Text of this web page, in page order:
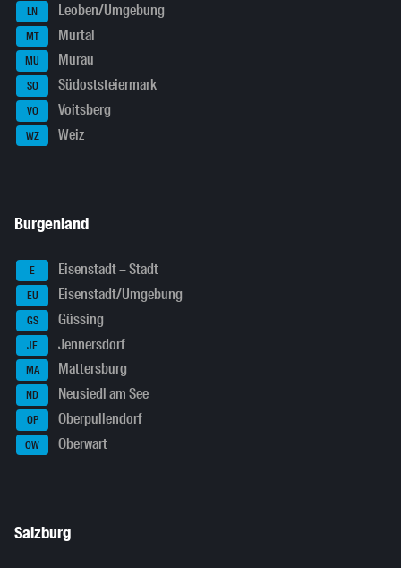
LN Leoben/Umgebung
MT Murtal
MU Murau
SO Südoststeiermark
VO Voitsberg
WZ Weiz
Burgenland
E Eisenstadt – Stadt
EU Eisenstadt/Umgebung
GS Güssing
JE Jennersdorf
MA Mattersburg
ND Neusiedl am See
OP Oberpullendorf
OW Oberwart
Salzburg